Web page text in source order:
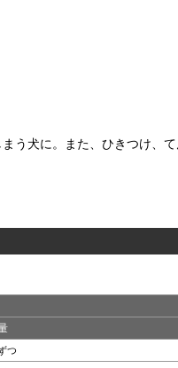
う犬に。また、ひきつけ、
つ